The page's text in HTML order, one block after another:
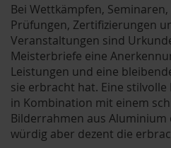
Bei Wettkämpfen,
Prüfungen, Zertifizierungen
Veranstaltungen sind
Meisterbriefe eine
Leistungen und eine
sie erbracht hat. Eine
in Kombination mit einem
Bilderrahmen aus
würdig aber dezent die